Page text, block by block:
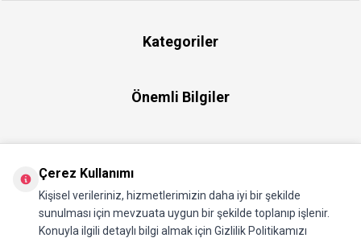
Kategoriler
Önemli Bilgiler
Üye
Çerez Kullanımı
Kişisel verileriniz, hizmetlerimizin daha iyi bir şekilde
sunulması için mevzuata uygun bir şekilde toplanıp işlenir.
Konuyla ilgili detaylı bilgi almak için Gizlilik Politikamızı